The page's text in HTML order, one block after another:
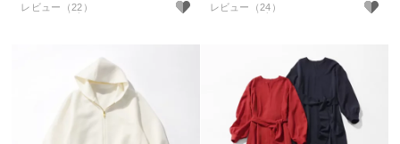
レビュー（22） レビュー（24）